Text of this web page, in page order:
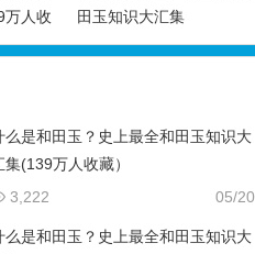
万人收
田玉知识大汇集
么是和田玉？史上最全和田玉知识大
集(139万人收藏）
05/20
3,222
么是和田玉？史上最全和田玉知识大